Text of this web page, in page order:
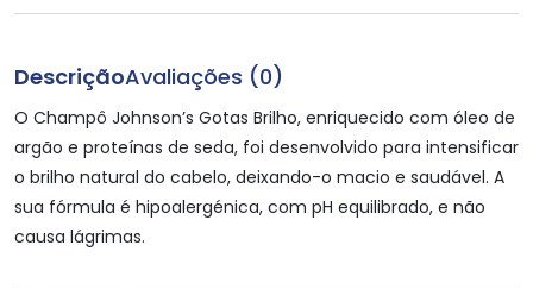
DescriçãoAvaliações (0)
O Champô Johnson’s Gotas Brilho, enriquecido com óleo de
argão e proteínas de seda, foi desenvolvido para intensificar
o brilho natural do cabelo, deixando-o macio e saudável. A
sua fórmula é hipoalergénica, com pH equilibrado, e não
causa lágrimas.